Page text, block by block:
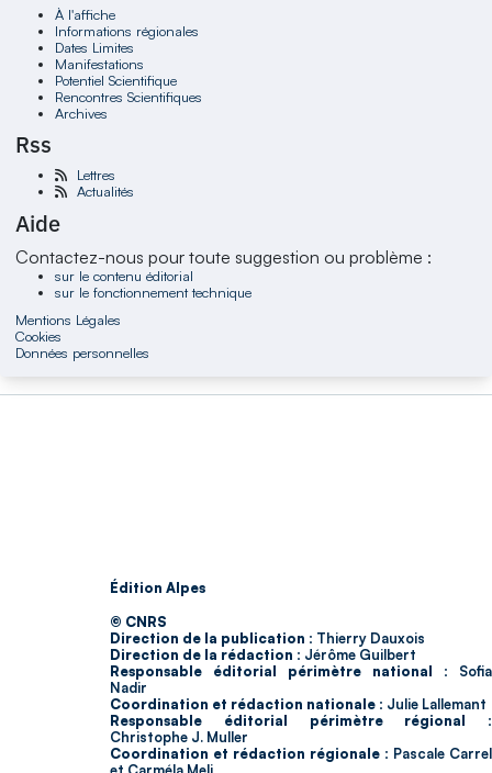
À l'affiche
Informations régionales
Dates Limites
Manifestations
Potentiel Scientifique
Rencontres Scientifiques
Archives
Rss
Lettres
Actualités
Aide
Contactez-nous pour toute suggestion ou problème :
sur le contenu éditorial
sur le fonctionnement technique
Mentions Légales
Cookies
Données personnelles
Édition Alpes
© CNRS
Direction de la publication : Thierry Dauxois
Direction de la rédaction : Jérôme Guilbert
Responsable éditorial périmètre national : Sofia
Nadir
Coordination et rédaction nationale : Julie Lallemant
Responsable éditorial périmètre régional :
Christophe J. Muller
Coordination et rédaction régionale : Pascale Carrel